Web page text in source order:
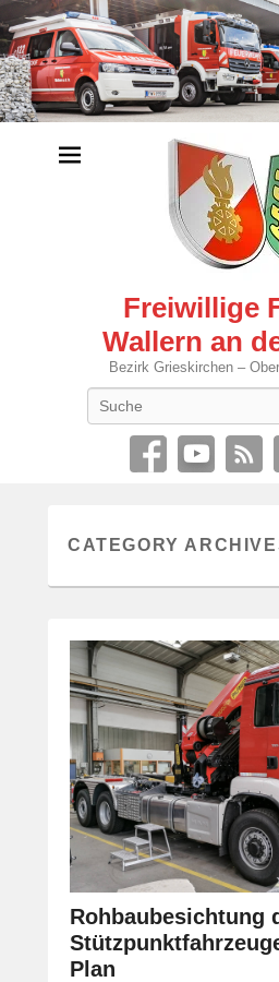
Freiwillige
Wallern an
Bezirk Grieskirchen –
CATEGORY
Rohbaubesichtung
Plan